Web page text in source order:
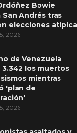
Bowie
San Andrés tras
elecciones
2026
de Venezuela
3.342 los muertos
mientras
'plan de
2026